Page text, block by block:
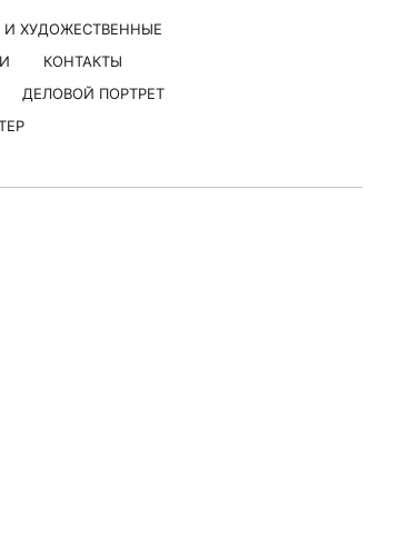
И ХУДОЖЕСТВЕННЫЕ
КОНТАКТЫ
ДЕЛОВОЙ ПОРТРЕТ